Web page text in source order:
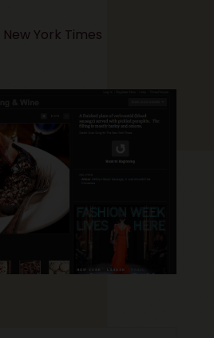
New York Times